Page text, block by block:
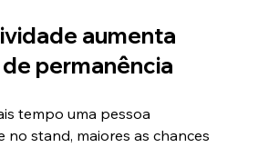
aumenta
permanência
tempo uma pessoa
no stand, maiores as chances